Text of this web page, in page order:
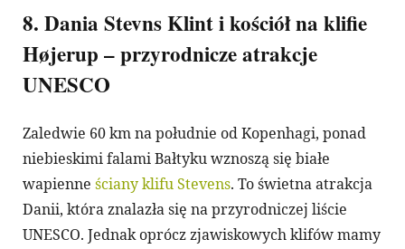
8. Dania Stevns Klint i kościół na klifie
Højerup – przyrodnicze atrakcje
UNESCO
Zaledwie 60 km na południe od Kopenhagi, ponad
niebieskimi falami Bałtyku wznoszą się białe
wapienne ściany klifu Stevens. To świetna atrakcja
Danii, która znalazła się na przyrodniczej liście
UNESCO. Jednak oprócz zjawiskowych klifów mamy